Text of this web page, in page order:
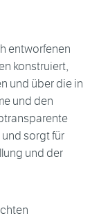
entworfenen
konstruiert,
und über die in
und den
sorgt für
und der